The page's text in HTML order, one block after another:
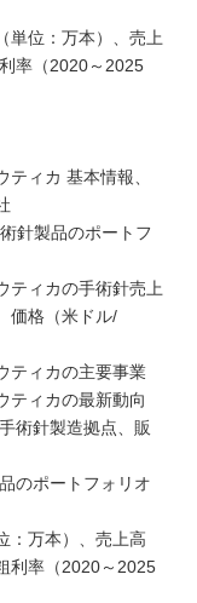
単位：万本）、売上
率（2020～2025
ィカ 基本情報、
針製品のポートフ
ティカの手術針売上
価格（米ドル/
ティカの主要事業
ティカの最新動向
術針製造拠点、販
のポートフォリオ
：万本）、売上高
利率（2020～2025